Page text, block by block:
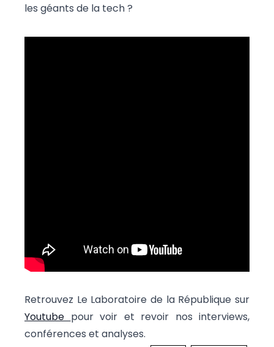
les géants de la tech ?
Retrouvez Le Laboratoire de la République sur
Youtube pour voir et revoir nos interviews,
conférences et analyses.